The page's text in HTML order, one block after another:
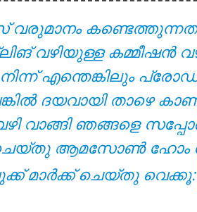
– Solomante Theneechakal [2022]
വരുമാനം
വഴിയുള്ള കമ്മീഷൻ
എന്തെങ്കിലും
ദയവായി താഴെ
വാങ്ങി ഞങ്ങളെ
ചെയ്തു ആമസോൺ ഹോം
മാർക്ക് ചെയ്തു വെക്കൂ: